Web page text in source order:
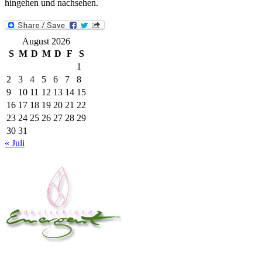
hingehen und nachsehen.
August 2026
S M D M D F
S
1
2
3 4 5 6 7
8
9
10 11 12 13 14 15
16 17 18 19 20 21 22
23 24 25 26 27 28 29
30 31
« Juli